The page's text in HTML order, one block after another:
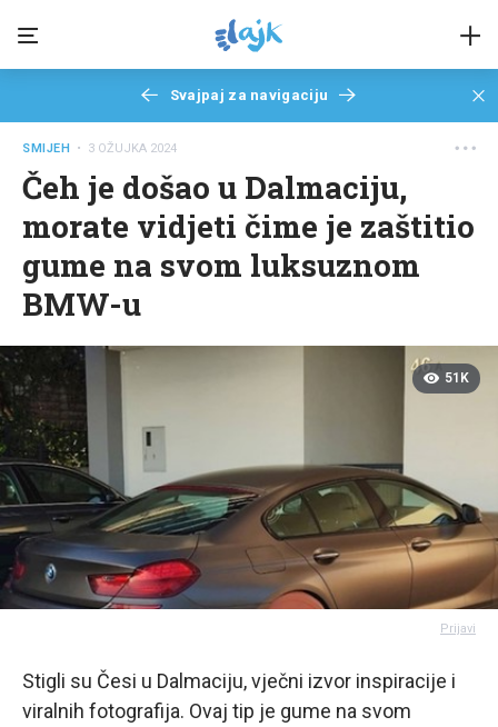
Svajpaj za navigaciju
SMIJEH • 3 OŽUJKA 2024
Čeh je došao u Dalmaciju,
morate vidjeti čime je zaštitio
gume na svom luksuznom
BMW-u
51K
Prijavi
Stigli su Česi u Dalmaciju, vječni izvor inspiracije i
viralnih fotografija. Ovaj tip je gume na svom